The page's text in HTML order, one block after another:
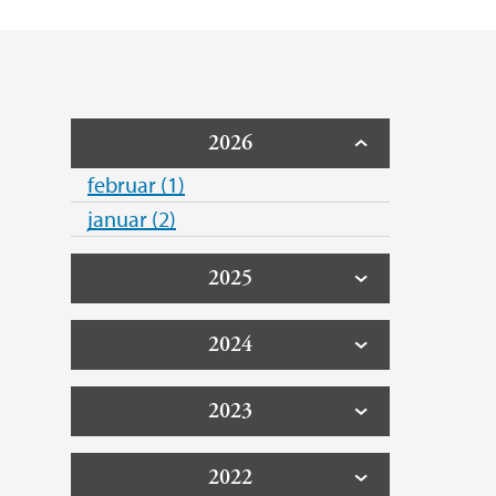
2026
februar (1)
januar (2)
2025
2024
2023
2022